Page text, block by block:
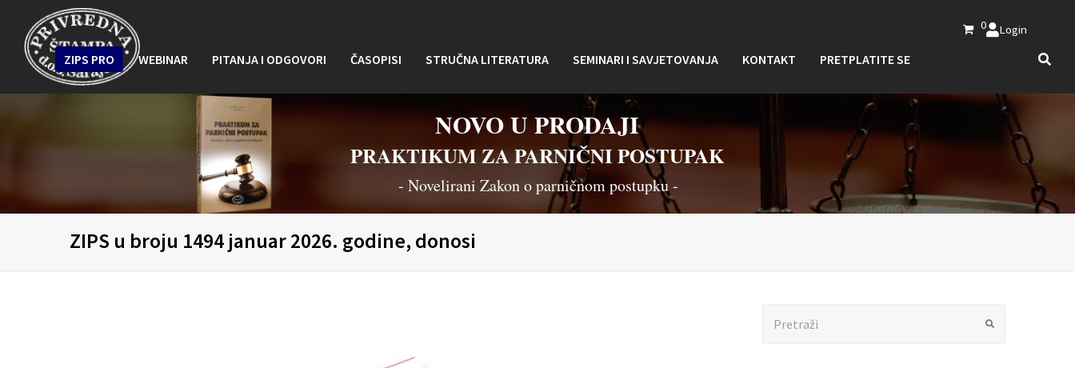
0 Login
ZIPS PRO WEBINAR PITANJA I ODGOVORI ČASOPISI STRUČNA LITERATURA SEMINARI I SAVJETOVANJA KONTAKT PRETPLATITE SE
NOVO U PRODAJI
PRAKTIKUM ZA PARNIČNI POSTUPAK
- Novelirani Zakon o parničnom postupku -
ZIPS u broju 1494 januar 2026. godine, donosi